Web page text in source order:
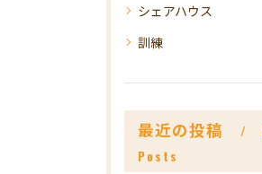
シェアハウス
訓練
最近の投稿
Posts